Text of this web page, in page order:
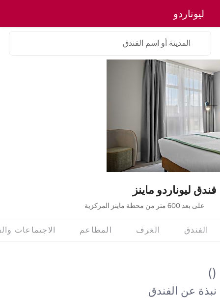
ليوناردو
فندق ليوناردو ماينز
على بعد 600 متر من محطة ماينز المركزية
المدينة أو اسم الفندق
الفندق الغرف المطاعم الاجتماعات
()
نبذة عن الفندق